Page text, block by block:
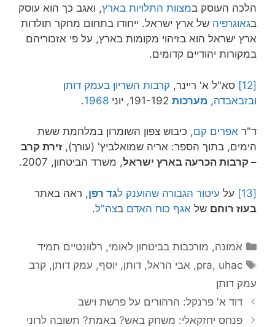
הלכה העוסק במצוות התלויות בארץ, ואגב כך הוא עוסק
בגאוגרפיה של ארץ ישראל. ייחודו בתחום מחקר תולדות
ארץ ישראל הוא בזיהוי מקומות בארץ, על פי אזכוריהם
במקורות יהודיים קדומים.
[12] סא"ל א' ריינר, ‏ קרבות השריון בעמק דותן
ובזבאבדה, מערכות 1968
.
ד"ר אפרים קם, כיבוש צפון השומרון במלחמת ששת
הימים, בתוך הספר: אריה שמואלביץ' (עורך), זירת קרב
– קרבות הכרעה בארץ ישראל, משרד הביטחון, 2007.
[13] על עיטור הגבורה שהוענק לגד רפן, ראה באתר
בעוז רוחם של אגף כוח האדם בצה"ל.
קטגוריות
אמונה, מורכבות בביטחון לאומי, רלוונטיים תמיד
תגיות pra, uhac
, אבי הראל,דותן, יוסף, עמק דותן, קרב
עמק דותן
דוד א' פרנקל: הרהורים על פרשת וישב
פנחס יחזקאלי: משחק באש? באמת? תשובה לרוני